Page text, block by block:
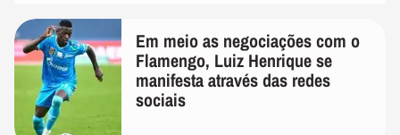
Em meio as negociações com o
Flamengo, Luiz Henrique se
manifesta através das redes
sociais